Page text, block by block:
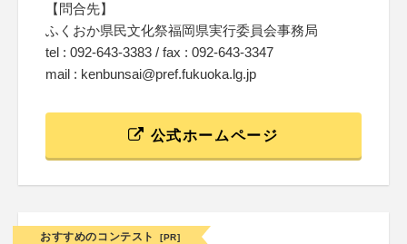
【問合先】
ふくおか県民文化祭福岡県実行委員会事務局
tel : 092-643-3383 / fax : 092-643-3347
mail : kenbunsai@pref.fukuoka.lg.jp
公式ホームページ
おすすめのコンテスト [PR]